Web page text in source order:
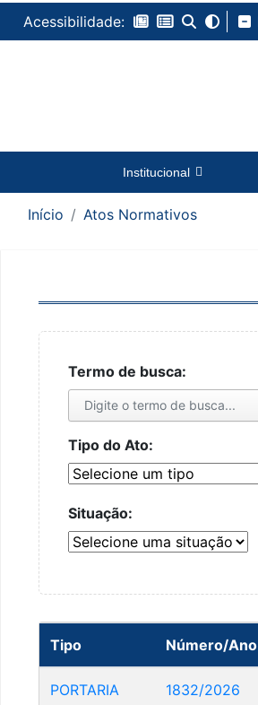
Acessibilidade:
Institucional
Início Atos Normativos
Termo de busca:
Tipo do Ato:
Situação:
Tipo Número/Ano
PORTARIA 1832/2026